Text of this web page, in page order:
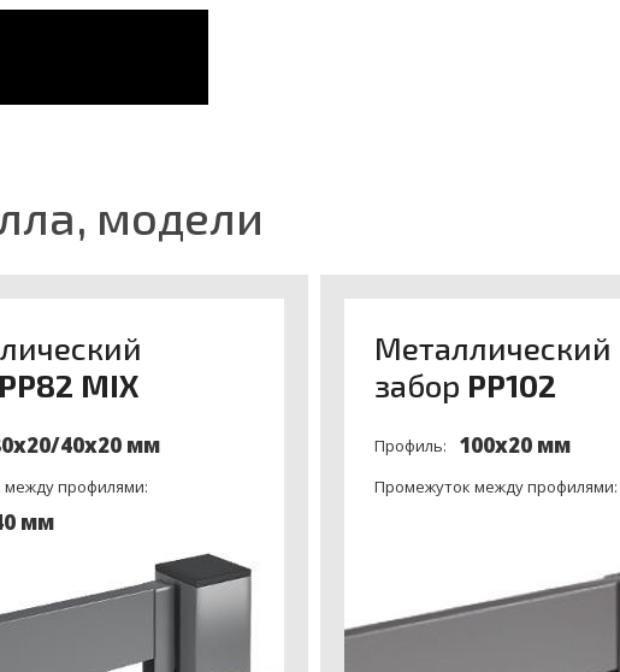
из уже ранее окрашених профилей?
оцинкованы
и окрашены порошковым методом после сборки?
модели
PP82 MIX
40х20 мм
профилями:
мм
Meталлический
забор PP102
Профиль: 100x20 мм
Промежуток между профилями: